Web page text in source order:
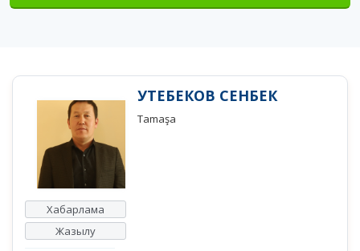
Хабарлама
Жазылу
УТЕБЕКОВ СЕНБЕК
Tamaşa